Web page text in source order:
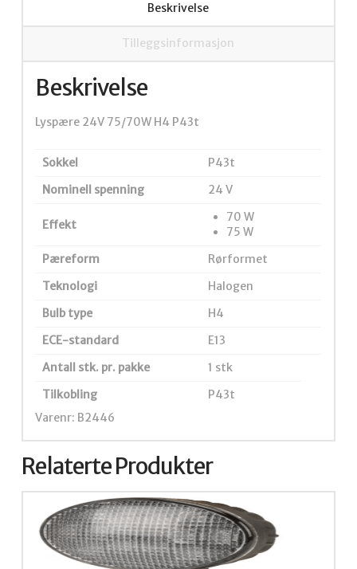
Beskrivelse
Tilleggsinformasjon
Beskrivelse
Lyspære 24V 75/70W H4 P43t
Sokkel
P43t
Nominell spenning
24 V
Effekt
70 W
75 W
Pæreform
Rørformet
Teknologi
Halogen
Bulb type
H4
ECE-standard
E13
Antall stk. pr. pakke
1 stk
Tilkobling
P43t
Varenr: B2446
Relaterte Produkter